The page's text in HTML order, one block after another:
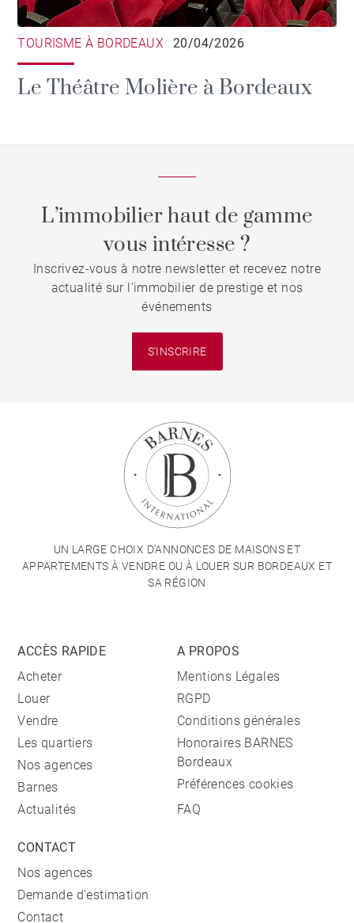
TOURISME À BORDEAUX 20/04/2026
Le Théâtre Molière à Bordeaux
L’immobilier haut de gamme
vous intéresse ?
Inscrivez-vous à notre newsletter et recevez notre
actualité sur l'immobilier de prestige et nos
événements
S'INSCRIRE
UN LARGE CHOIX D'ANNONCES DE MAISONS ET
APPARTEMENTS À VENDRE OU À LOUER SUR BORDEAUX ET
SA RÉGION
ACCÈS RAPIDE
Acheter
Louer
Vendre
Les quartiers
Nos agences
Barnes
Actualités
A PROPOS
Mentions Légales
RGPD
Conditions générales
Honoraires BARNES
Bordeaux
Préférences cookies
FAQ
CONTACT
Nos agences
Demande d'estimation
Contact